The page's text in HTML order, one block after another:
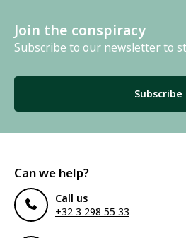
Join the conspiracy
Subscribe to our newsletter to
Subscribe
Can we help?
Call us
+32 3 298 55 33